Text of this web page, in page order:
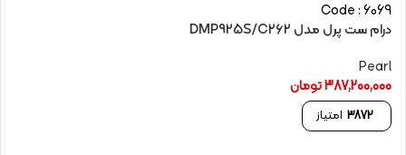
Code : 6069
درام ست پرل مدل DMP925S/C262
Pearl
387,200,000تومان
3872 امتیاز